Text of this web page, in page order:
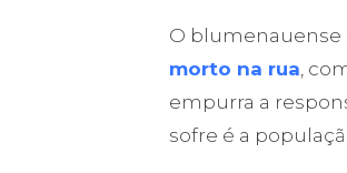
O blumenauense
morto na rua,
empurra a
sofre é a